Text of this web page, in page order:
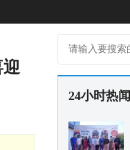
24小时热闻